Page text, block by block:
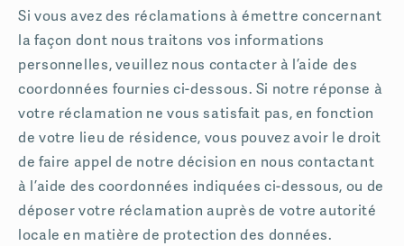
Si vous avez des réclamations à émettre concernant
la façon dont nous traitons vos informations
personnelles, veuillez nous contacter à l’aide des
coordonnées fournies ci-dessous. Si notre réponse à
votre réclamation ne vous satisfait pas, en fonction
de votre lieu de résidence, vous pouvez avoir le droit
de faire appel de notre décision en nous contactant
à l’aide des coordonnées indiquées ci-dessous, ou de
déposer votre réclamation auprès de votre autorité
locale en matière de protection des données.